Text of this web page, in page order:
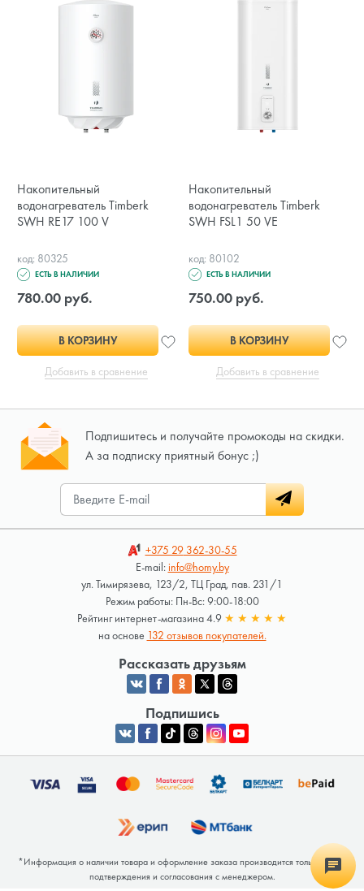
Накопительный
водонагреватель Timberk
SWH RE17 100 V
код: 80325
ЕСТЬ В НАЛИЧИИ
780.00 руб.
В КОРЗИНУ
Добавить в сравнение
Накопительный
водонагреватель Timberk
SWH FSL1 50 VE
код: 80102
ЕСТЬ В НАЛИЧИИ
750.00 руб.
В КОРЗИНУ
Добавить в сравнение
Подпишитесь и получайте промокоды на скидки.
А за подписку приятный бонус ;)
+375 29362-30-55
E-mail:info@homy.by
ул. Тимирязева, 123/2, ТЦ Град, пав. 231/1
Режим работы: Пн-Вс: 9:00-18:00
Рейтинг интернет-магазина 4.9 ★ ★ ★ ★ ★
на основе 132 отзывов покупателей.
Рассказать друзьям
Подпишись
*Информация о наличии товара и оформление заказа производится только после
подтверждения и согласования с менеджером.